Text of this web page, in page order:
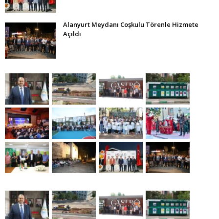
Alanyurt Meydanı Coşkulu Törenle Hizmete
Açıldı